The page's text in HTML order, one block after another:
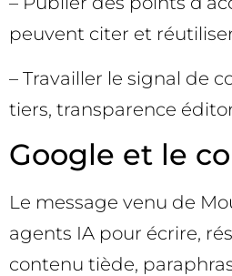
peuvent citer et
– Travailler le signal de
tiers, transparence
Google et le
Le message venu de
agents IA pour écrire,
contenu tiède,